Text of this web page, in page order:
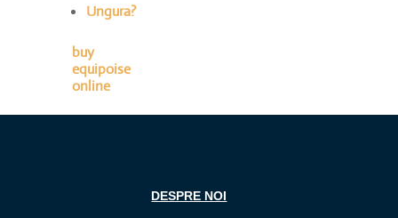
Ungura?
buy
equipoise
online
DESPRE NOI